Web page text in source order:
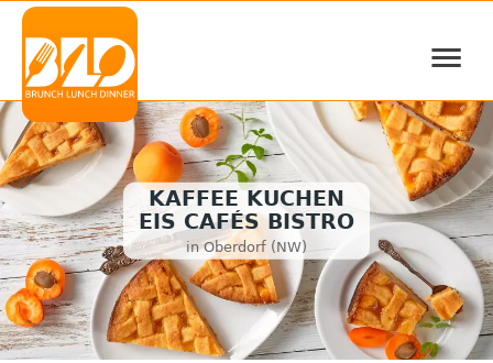
≡
KAFFEE KUCHEN
EIS CAFÉS BISTRO
in Oberdorf (NW)